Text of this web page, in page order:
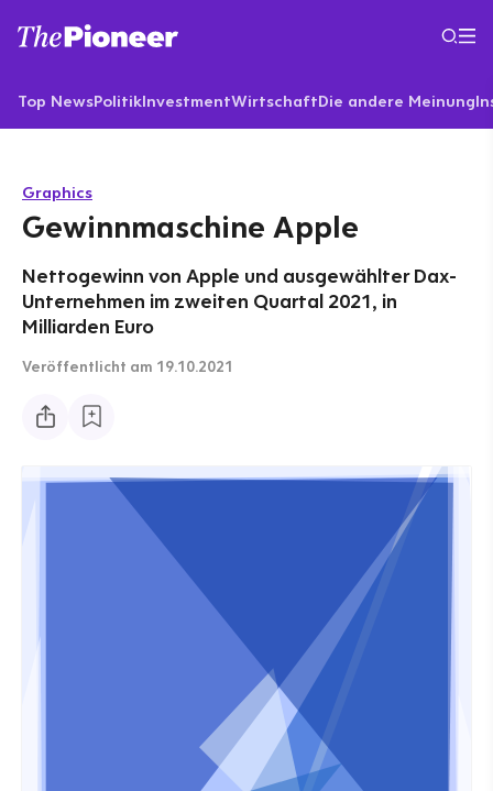
Top NewsPolitikInvestmentWirtschaftDie andere Meinung
Graphics
Gewinnmaschine Apple
Nettogewinn von Apple und ausgewählter Dax-
Unternehmen im zweiten Quartal 2021, in
Milliarden Euro
Veröffentlicht am 19.10.2021